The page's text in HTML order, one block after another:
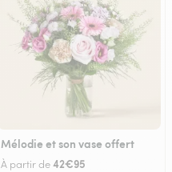
Mélodie et son vase offert
À partir de42€95